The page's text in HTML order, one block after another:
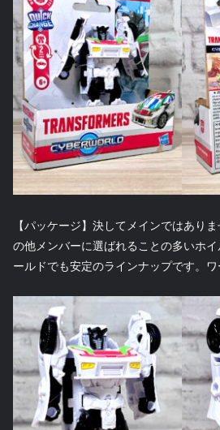
【パッケージ】決してメインではあり
の他メンバーに選ばれることの多いホ
ールドでも安定のラインナップです。ワ